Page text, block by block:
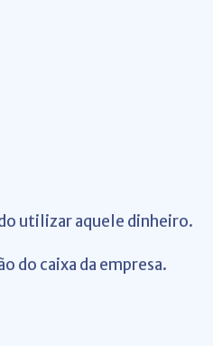
utilizar aquele dinheiro.
do caixa da empresa.